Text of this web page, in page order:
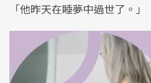
「他昨天在睡夢中過世了。」